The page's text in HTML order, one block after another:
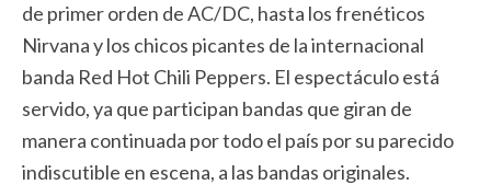
de primer orden de AC/DC, hasta los frenéticos
Nirvana y los chicos picantes de la internacional
banda Red Hot Chili Peppers. El espectáculo está
servido, ya que participan bandas que giran de
manera continuada por todo el país por su parecido
indiscutible en escena, a las bandas originales.